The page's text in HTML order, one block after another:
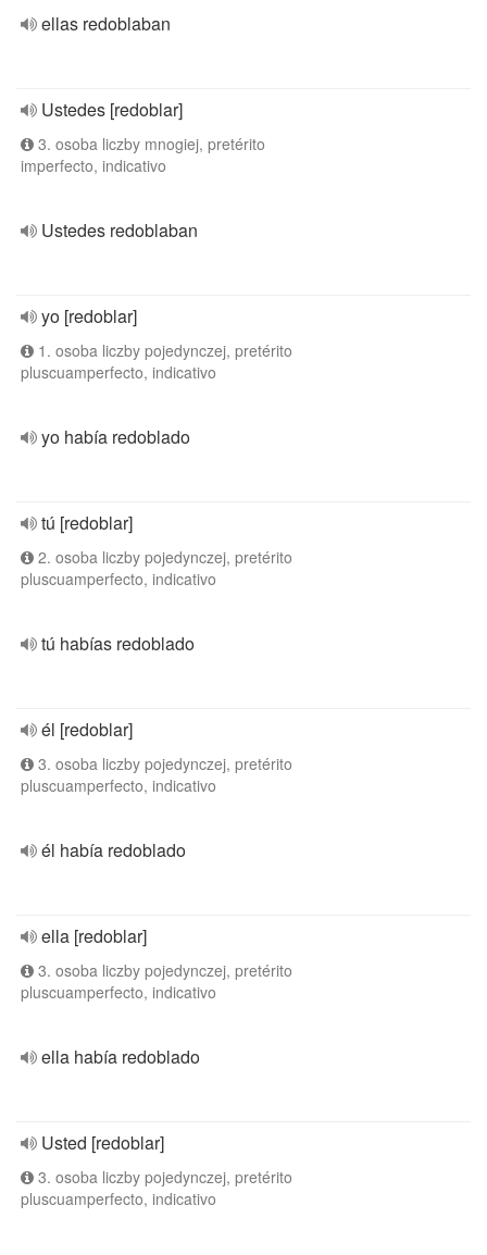
ellas redoblaban
Ustedes [redoblar]
3. osoba liczby mnogiej, pretérito
imperfecto, indicativo
Ustedes redoblaban
yo [redoblar]
1. osoba liczby pojedynczej, pretérito
pluscuamperfecto, indicativo
yo había redoblado
tú [redoblar]
2. osoba liczby pojedynczej, pretérito
pluscuamperfecto, indicativo
tú habías redoblado
él [redoblar]
3. osoba liczby pojedynczej, pretérito
pluscuamperfecto, indicativo
él había redoblado
ella [redoblar]
3. osoba liczby pojedynczej, pretérito
pluscuamperfecto, indicativo
ella había redoblado
Usted [redoblar]
3. osoba liczby pojedynczej, pretérito
pluscuamperfecto, indicativo